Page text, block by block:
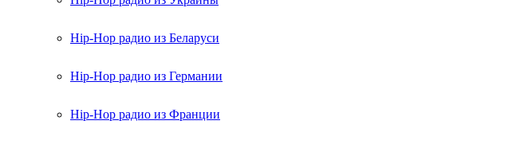
Hip-Hop радио из Беларуси
Hip-Hop радио из Германии
Hip-Hop радио из Франции